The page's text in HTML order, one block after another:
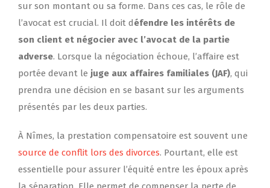
sur son montant ou sa forme. Dans ces cas, le rôle de
l’avocat est crucial. Il doit défendre les intérêts de
son client et négocier avec l’avocat de la partie
adverse. Lorsque la négociation échoue, l’affaire est
portée devant le juge aux affaires familiales (JAF), qui
prendra une décision en se basant sur les arguments
présentés par les deux parties.
À Nîmes, la prestation compensatoire est souvent une
source de conflit lors des divorces. Pourtant, elle est
essentielle pour assurer l’équité entre les époux après